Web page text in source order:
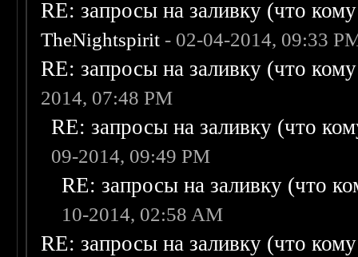
RE: запросы на заливку (что
TheNightspirit - 02-04-2014, 09:33
RE: запросы на заливку (что
2014, 07:48 PM
RE: запросы на заливку (что
09-2014, 09:49 PM
RE: запросы на заливку (что
10-2014, 02:58 AM
RE: запросы на заливку (что